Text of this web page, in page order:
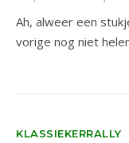
Ah, alweer een
vorige nog niet
KLASSIEKERRALLY